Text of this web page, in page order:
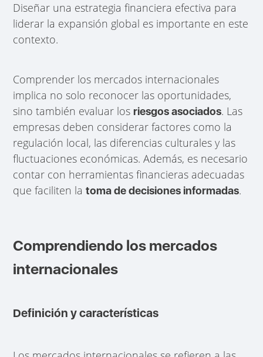
Diseñar una estrategia financiera efectiva para
liderar la expansión global es importante en este
contexto.
Comprender los mercados internacionales
implica no solo reconocer las oportunidades,
sino también evaluar losriesgos asociados. Las
empresas deben considerar factores como la
regulación local, las diferencias culturales y las
fluctuaciones económicas. Además, es necesario
contar con herramientas financieras adecuadas
que faciliten latoma de decisiones informadas.
Comprendiendo los mercados
internacionales
Definición y características